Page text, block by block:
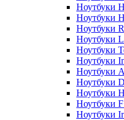
Ноутбуки
Ноутбуки
Ноутбуки
Ноутбуки
Ноутбуки
Ноутбуки
Ноутбуки
Ноутбуки
Ноутбуки
Ноутбуки
Ноутбуки